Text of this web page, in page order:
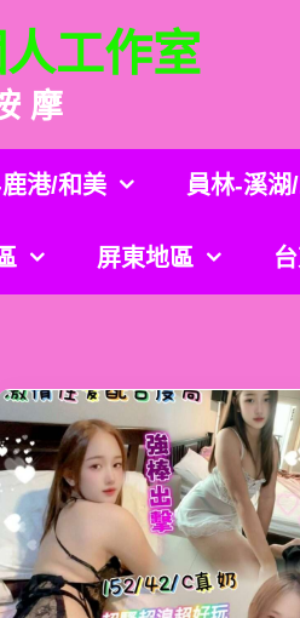
工作室
摩
港/和美 員林-溪
屏東地區